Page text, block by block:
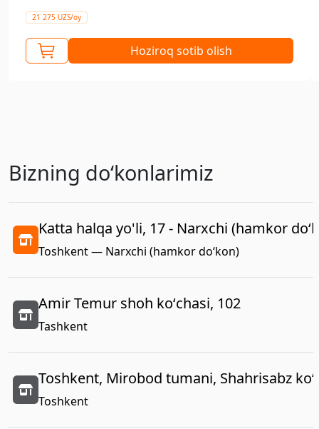
21 275 UZS/oy
Hoziroq sotib olish
Bizning doʻkonlarimiz
Katta halqa yo'li, 17 - Narxchi (hamkor
Toshkent — Narxchi (hamkor do‘kon)
Amir Temur shoh koʻchasi, 102
Tashkent
Toshkent, Mirobod tumani, Shahrisabz
Toshkent